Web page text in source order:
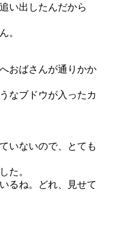
い出したんだから
。
おばさんが通りかか
なブドウが入ったカ
いないので、とても
た。
るね。どれ、見せて